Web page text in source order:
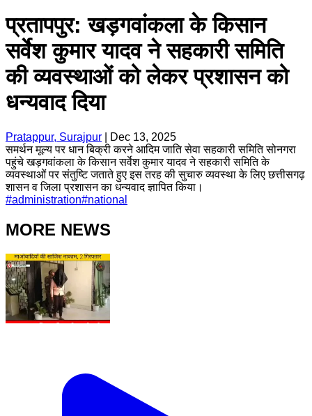
प्रतापपुर: खड़गवांकला के किसान
सर्वेश कुमार यादव ने सहकारी समिति
की व्यवस्थाओं को लेकर प्रशासन को
धन्यवाद दिया
Pratappur, Surajpur
Dec 13, 2025
समर्थन मूल्य पर धान बिक्री करने आदिम जाति सेवा सहकारी समिति सोनगरा
पहुंचे खड़गवांकला के किसान सर्वेश कुमार यादव ने सहकारी समिति के
व्यवस्थाओं पर संतुष्टि जताते हुए इस तरह की सुचारु व्यवस्था के लिए छत्तीसगढ़
शासन व जिला प्रशासन का धन्यवाद ज्ञापित किया।
#administration#national
MORE NEWS